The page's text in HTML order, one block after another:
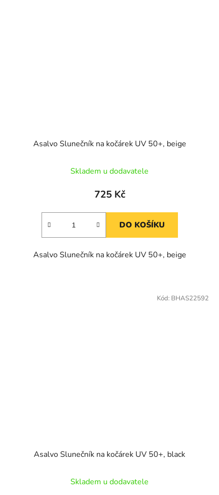
Asalvo Slunečník na kočárek UV 50+, beige
Skladem u dodavatele
725 Kč
DO KOŠÍKU
Asalvo Slunečník na kočárek UV 50+, beige
Asalvo Slunečník na kočárek UV 50+, black
Skladem u dodavatele
Kód: BHAS22592